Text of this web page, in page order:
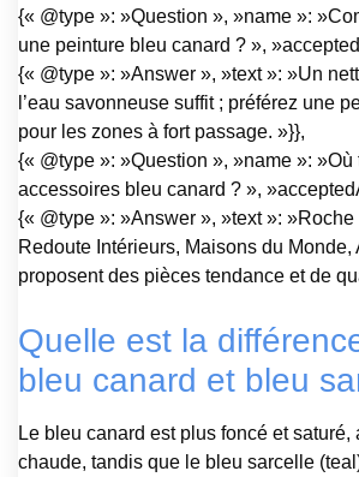
{« @type »: »Question », »name »:
une peinture bleu canard ? »,
{« @type »: »Answer », »text »: »Un
l’eau savonneuse suffit ; préférez une
pour les zones à fort passage. »}},
{« @type »: »Question », »name »: »Où
accessoires bleu canard ? »,
{« @type »: »Answer », »text »:
Redoute Intérieurs, Maisons du
proposent des pièces tendance et de
Quelle est la
bleu canard et bleu
Le bleu canard est plus foncé et saturé,
chaude, tandis que le bleu sarcelle